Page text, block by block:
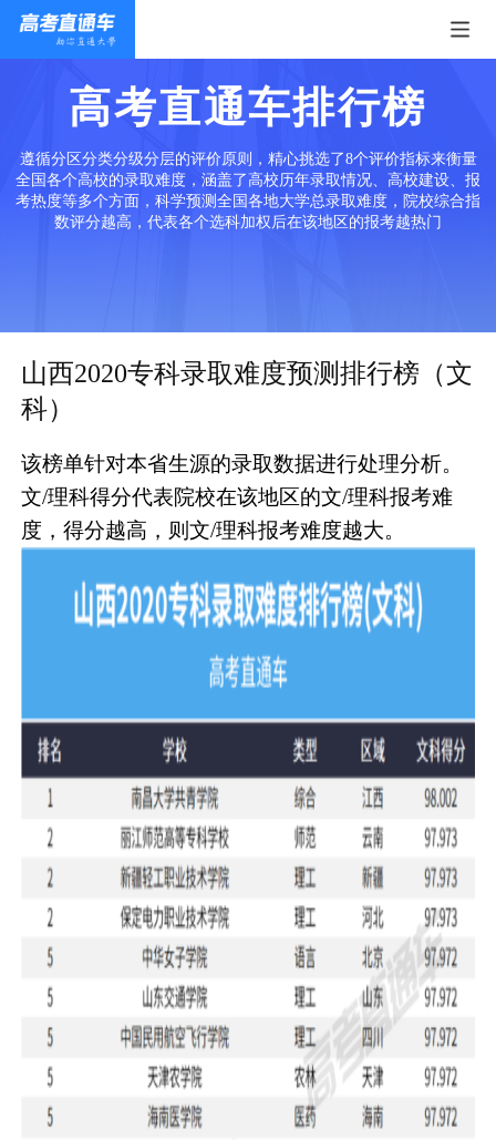
高考直通车排行榜
遵循分区分类分级分层的评价原则，精心挑选了8个评价指标来衡量
全国各个高校的录取难度，涵盖了高校历年录取情况、高校建设、报
考热度等多个方面，科学预测全国各地大学总录取难度，院校综合指
数评分越高，代表各个选科加权后在该地区的报考越热门
山西2020专科录取难度预测排行榜（文
科）
该榜单针对本省生源的录取数据进行处理分析。
文/理科得分代表院校在该地区的文/理科报考难
度，得分越高，则文/理科报考难度越大。